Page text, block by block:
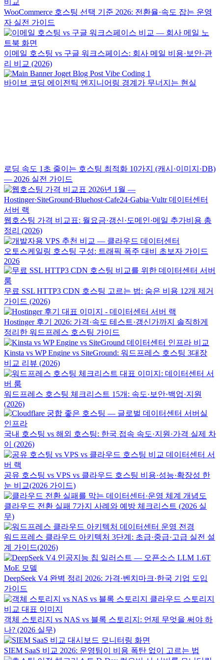
WooCommerce 호스팅 선택 기준 2026: 전환율·속도 잡는 운영
자 실전 가이드
이메일 호스팅 vs 구글 워크스페이스: 회사 메일 비용·보안·관
리 비교 (2026)
바이브 코딩 에이전틱 엔지니어링 경계가 무너지는 현실
로딩 속도 1초 줄이는 호스팅 최적화 10가지 (캐시·이미지·DB)
— 2026 실전 가이드
웹호스팅 가격 비교표: 월요금·갱신·도메인·메일 추가비용 총
정리 (2026)
오토스케일링 호스팅 구성: 트래픽 폭주 대비 초보자 가이드
2026
무료 SSL HTTP3 CDN 호스팅 고르는 법: 숨은 비용 12개 제거
가이드 (2026)
Hostinger 후기 2026: 가격·속도 테스트·갱신가까지 솔직하게
정리한 워드프레스 호스팅 가이드
Kinsta vs WP Engine vs SiteGround: 워드프레스 호스팅 3대장
비교 리뷰 (2026)
워드프레스 호스팅 체크리스트 15개: 속도·보안·백업·지원
(2026)
국내 호스팅 vs 해외 호스팅: 한국 접속 속도·지원·가격 실제 차
이 (2026)
공유 호스팅 vs VPS vs 클라우드 호스팅 비용·성능·확장성 한
눈 비교(2026 가이드)
클라우드 전환 실패 7가지 사례와 예방 체크리스트 (2026 실
무)
워드프레스 클라우드 아키텍처 3단계: 초급·중급·고급 실전 설
계 가이드(2026)
DeepSeek V4 완벽 정리 2026: 가격·벤치마크·한국 기업 도입
가이드
객체 스토리지 vs NAS vs 블록 스토리지: 언제 무엇을 써야 하
나? (2026 실무)
SIEM SaaS 비교 2026: 운영팀이 비용 폭탄 없이 고르는 법